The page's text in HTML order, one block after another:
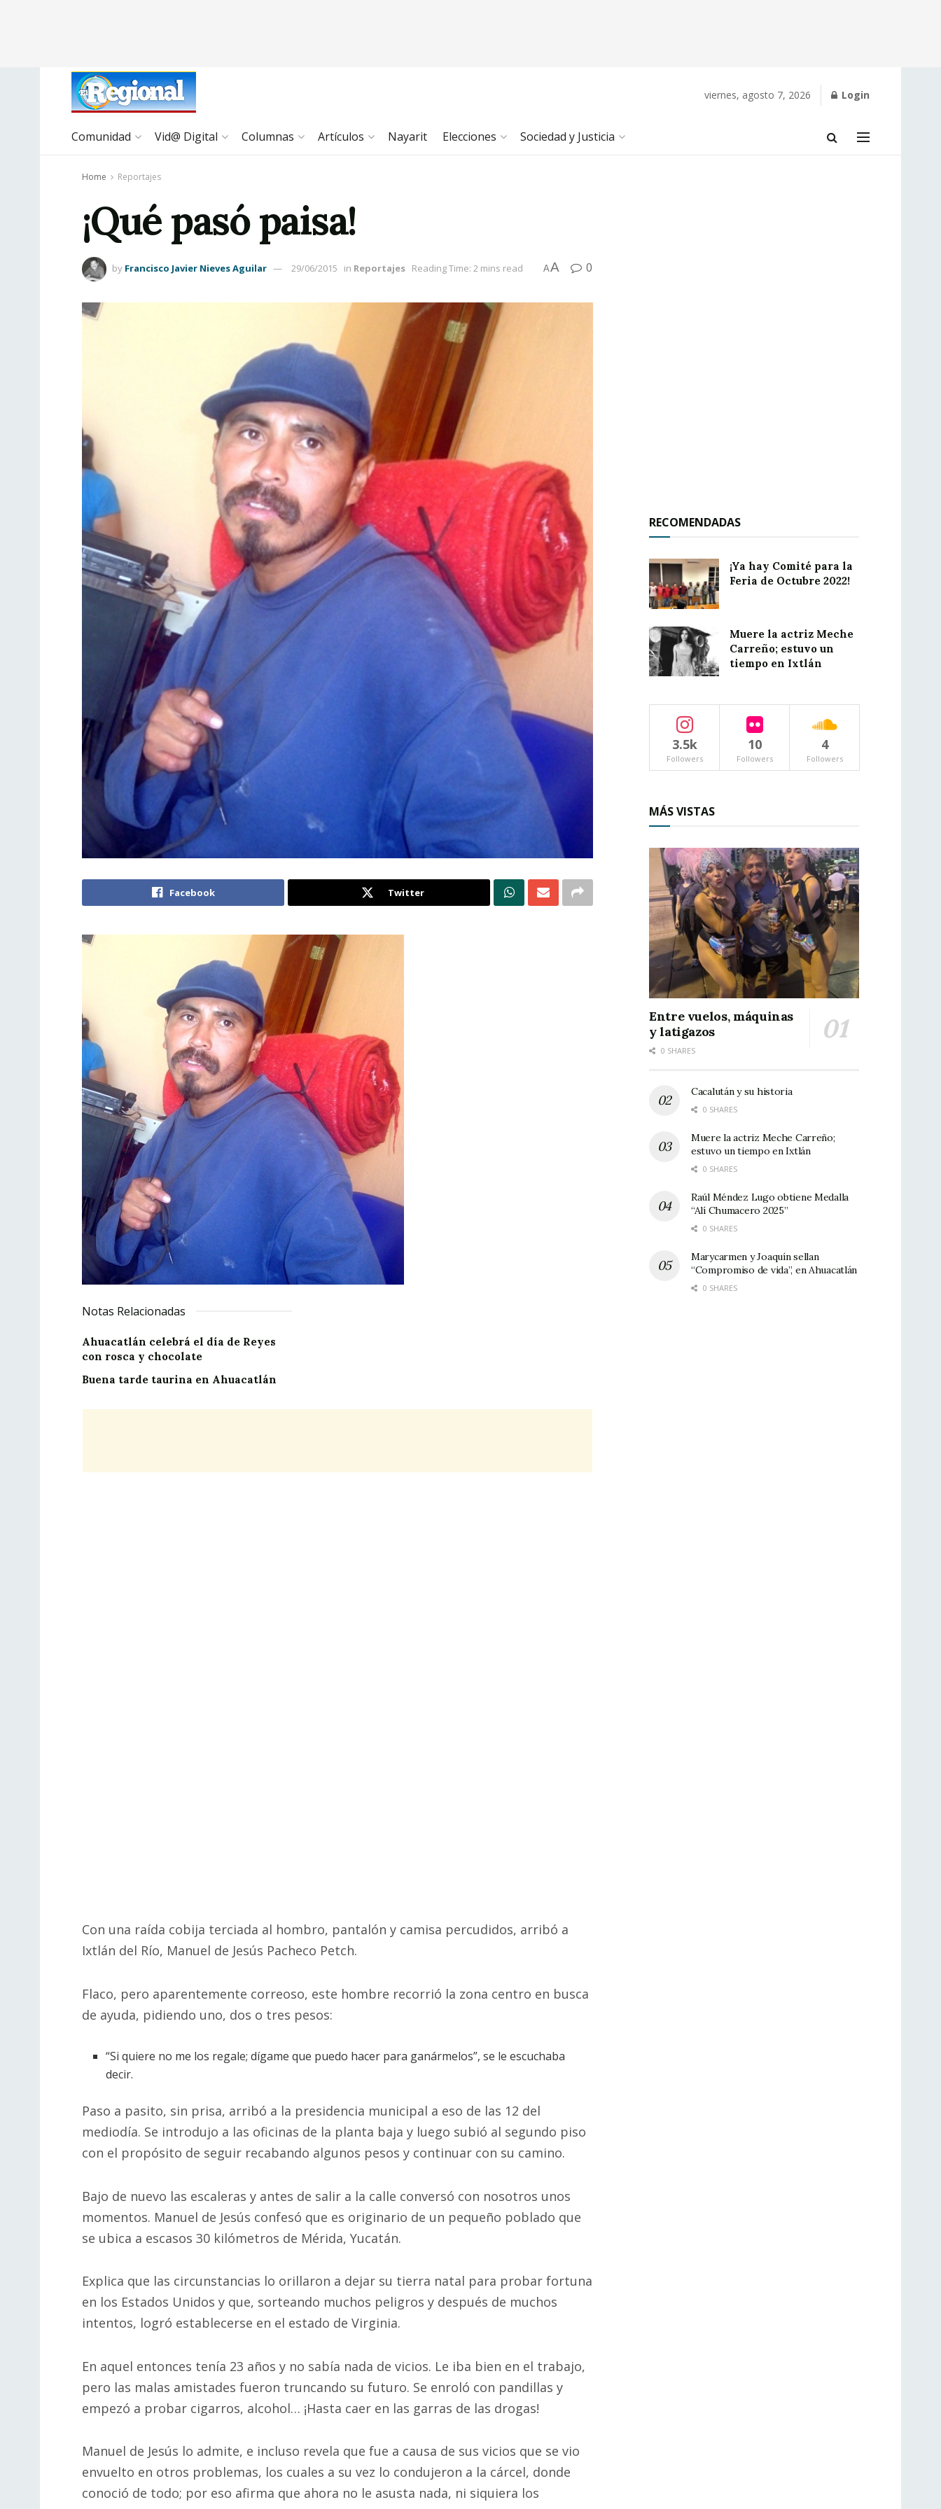
viernes, agosto 7, 2026 Login
Comunidad Vid@ Digital Columnas Artículos Nayarit Elecciones Sociedad y Justicia
Home Reportajes
¡Qué pasó paisa!
by Francisco Javier Nieves Aguilar 29/06/2015 in Reportajes Reading Time: 2 mins read AA 0
Facebook Twitter
Notas Relacionadas
Ahuacatlán celebrá el día de Reyes
con rosca y chocolate
Buena tarde taurina en Ahuacatlán
Con una raída cobija terciada al hombro, pantalón y camisa percudidos, arribó a
Ixtlán del Río, Manuel de Jesús Pacheco Petch.
Flaco, pero aparentemente correoso, este hombre recorrió la zona centro en busca
de ayuda, pidiendo uno, dos o tres pesos:
“Si quiere no me los regale; dígame que puedo hacer para ganármelos”, se le escuchaba
decir.
Paso a pasito, sin prisa, arribó a la presidencia municipal a eso de las 12 del
mediodía. Se introdujo a las oficinas de la planta baja y luego subió al segundo piso
con el propósito de seguir recabando algunos pesos y continuar con su camino.
Bajo de nuevo las escaleras y antes de salir a la calle conversó con nosotros unos
momentos. Manuel de Jesús confesó que es originario de un pequeño poblado que
se ubica a escasos 30 kilómetros de Mérida, Yucatán.
Explica que las circunstancias lo orillaron a dejar su tierra natal para probar fortuna
en los Estados Unidos y que, sorteando muchos peligros y después de muchos
intentos, logró establecerse en el estado de Virginia.
En aquel entonces tenía 23 años y no sabía nada de vicios. Le iba bien en el trabajo,
pero las malas amistades fueron truncando su futuro. Se enroló con pandillas y
empezó a probar cigarros, alcohol… ¡Hasta caer en las garras de las drogas!
Manuel de Jesús lo admite, e incluso revela que fue a causa de sus vicios que se vio
envuelto en otros problemas, los cuales a su vez lo condujeron a la cárcel, donde
conoció de todo; por eso afirma que ahora no le asusta nada, ni siquiera los
RECOMENDADAS
¡Ya hay Comité para la
Feria de Octubre 2022!
Muere la actriz Meche
Carreño; estuvo un
tiempo en Ixtlán
3.5k
Followers
10
Followers
4
Followers
MÁS VISTAS
Entre vuelos, máquinas
y latigazos
0 SHARES
Cacalután y su historia
0 SHARES
Muere la actriz Meche Carreño;
estuvo un tiempo en Ixtlán
0 SHARES
Raúl Méndez Lugo obtiene Medalla
“Alí Chumacero 2025”
0 SHARES
Marycarmen y Joaquín sellan
“Compromiso de vida”, en Ahuacatlán
0 SHARES